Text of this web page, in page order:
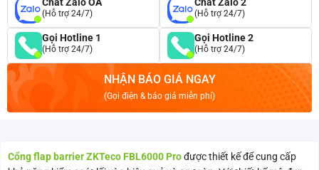
(Hỗ trợ 24/7) (Hỗ trợ 24/7)
Gọi Hotline 1
(Hỗ trợ 24/7)
Gọi Hotline 2
(Hỗ trợ 24/7)
NHẬN BÁO GIÁ NGAY
(Gọi điện & báo giá miễn phí)
Cổng flap barrier ZKTeco FBL6000 Prođược thiết kế để cung cấp